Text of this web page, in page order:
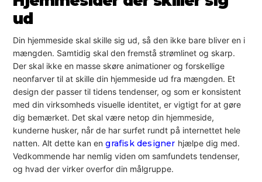
ud
Din hjemmeside skal skille sig ud, så den ikke bare bliver en i
mængden. Samtidig skal den fremstå strømlinet og skarp.
Der skal ikke en masse skøre animationer og forskellige
neonfarver til at skille din hjemmeside ud fra mængden. Et
design der passer til tidens tendenser, og som er konsistent
med din virksomheds visuelle identitet, er vigtigt for at gøre
dig bemærket. Det skal være netop din hjemmeside,
kunderne husker, når de har surfet rundt på internettet hele
natten. Alt dette kan engrafisk designer hjælpe dig med.
Vedkommende har nemlig viden om samfundets tendenser,
og hvad der virker overfor din målgruppe.